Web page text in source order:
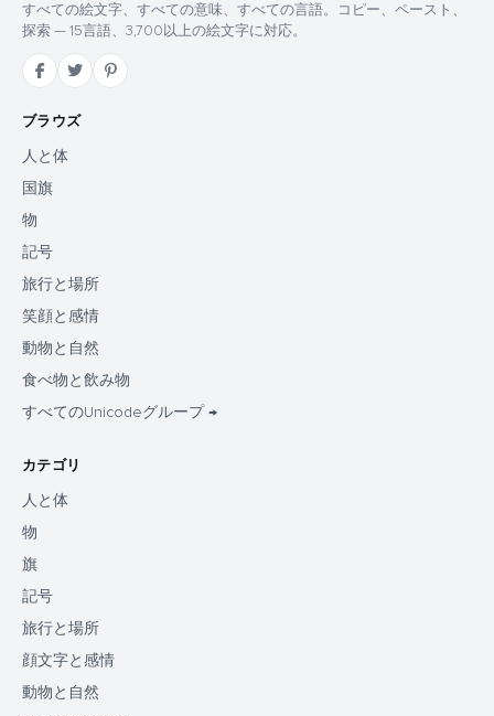
すべての絵文字、すべての意味、すべての言語。コピー、ペースト、
探索 — 15言語、3,700以上の絵文字に対応。
ブラウズ
人と体
国旗
物
記号
旅行と場所
笑顔と感情
動物と自然
食べ物と飲み物
すべてのUnicodeグループ →
カテゴリ
人と体
物
旗
記号
旅行と場所
顔文字と感情
動物と自然